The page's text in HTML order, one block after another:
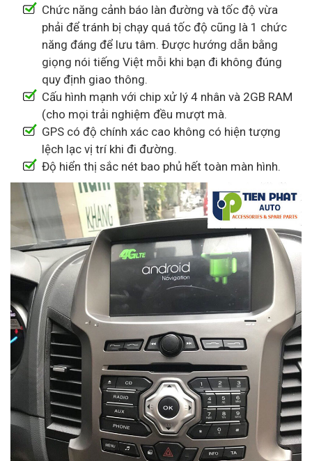
Chức năng cảnh báo làn đường và tốc độ vừa
phải để tránh bị chạy quá tốc độ cũng là 1 chức
năng đáng để lưu tâm. Được hướng dẫn bằng
giọng nói tiếng Việt mỗi khi bạn đi không đúng
quy định giao thông.
Cấu hình mạnh với chip xử lý 4 nhân và 2GB RAM
(cho mọi trải nghiệm đều mượt mà.
GPS có độ chính xác cao không có hiện tượng
lệch lạc vị trí khi đi đường.
Độ hiển thị sắc nét bao phủ hết toàn màn hình.